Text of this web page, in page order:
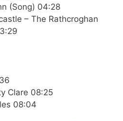
(Song) 04:28
– The Rathcroghan
Clare 08:25
08:04